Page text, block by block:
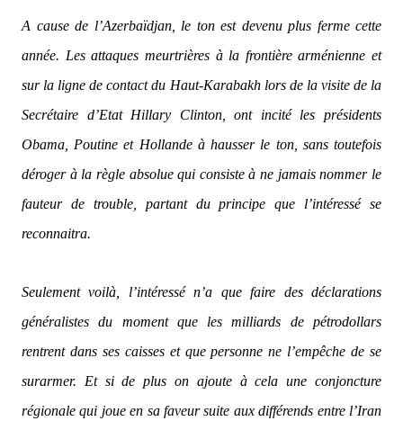
A cause de l’Azerbaïdjan, le ton est devenu plus ferme cette
année. Les attaques meurtrières à la frontière arménienne et
sur la ligne de contact du Haut-Karabakh lors de la visite de la
Secrétaire d’Etat Hillary Clinton, ont incité les présidents
Obama, Poutine et Hollande à hausser le ton, sans toutefois
déroger à la règle absolue qui consiste à ne jamais nommer le
fauteur de trouble, partant du principe que l’intéressé se
reconnaitra.
Seulement voilà, l’intéressé n’a que faire des déclarations
généralistes du moment que les milliards de pétrodollars
rentrent dans ses caisses et que personne ne l’empêche de se
surarmer. Et si de plus on ajoute à cela une conjoncture
régionale qui joue en sa faveur suite aux différends entre l’Iran